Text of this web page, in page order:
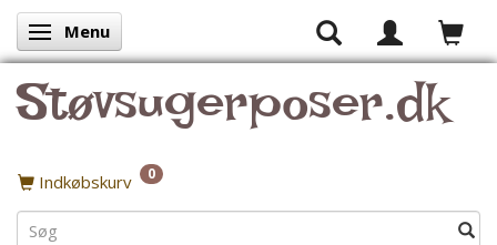
Skifte navigation
Menu
Støvsugerposer.dk
Indkøbskurv 0